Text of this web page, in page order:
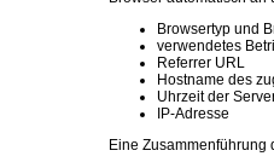
Browsertyp und
verwendetes
Referrer URL
Hostname des
Uhrzeit der
IP-Adresse
Eine Zusammenführung